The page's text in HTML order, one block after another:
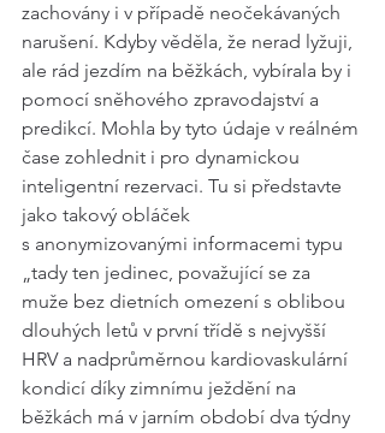
zachovány i v případě neočekávaných
narušení. Kdyby věděla, že nerad lyžuji,
ale rád jezdím na běžkách, vybírala by i
pomocí sněhového zpravodajství a
predikcí. Mohla by tyto údaje v reálném
čase zohlednit i pro dynamickou
inteligentní rezervaci. Tu si představte
jako takový obláček
s anonymizovanými informacemi typu
„tady ten jedinec, považující se za
muže bez dietních omezení s oblibou
dlouhých letů v první třídě s nejvyšší
HRV a nadprůměrnou kardiovaskulární
kondicí díky zimnímu ježdění na
běžkách má v jarním období dva týdny